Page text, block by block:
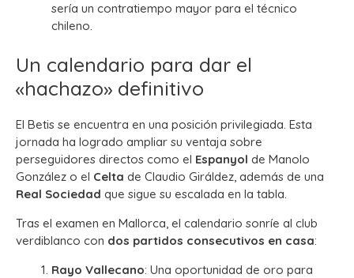
sería un contratiempo mayor para el técnico
chileno.
Un calendario para dar el
«hachazo» definitivo
El Betis se encuentra en una posición privilegiada. Esta
jornada ha logrado ampliar su ventaja sobre
perseguidores directos como el Espanyol de Manolo
González o el Celta de Claudio Giráldez, además de una
Real Sociedad que sigue su escalada en la tabla.
Tras el examen en Mallorca, el calendario sonríe al club
verdiblanco con dos partidos consecutivos en casa:
Rayo Vallecano: Una oportunidad de oro para